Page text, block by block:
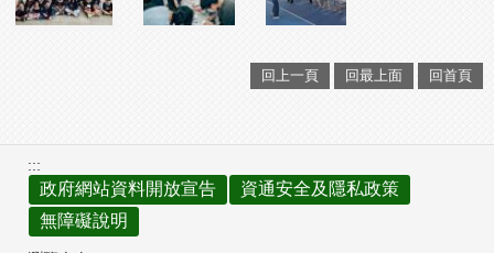
回上一頁 回最上面 回首頁
:::
政府網站資料開放宣告
資通安全及隱私政策
無障礙說明